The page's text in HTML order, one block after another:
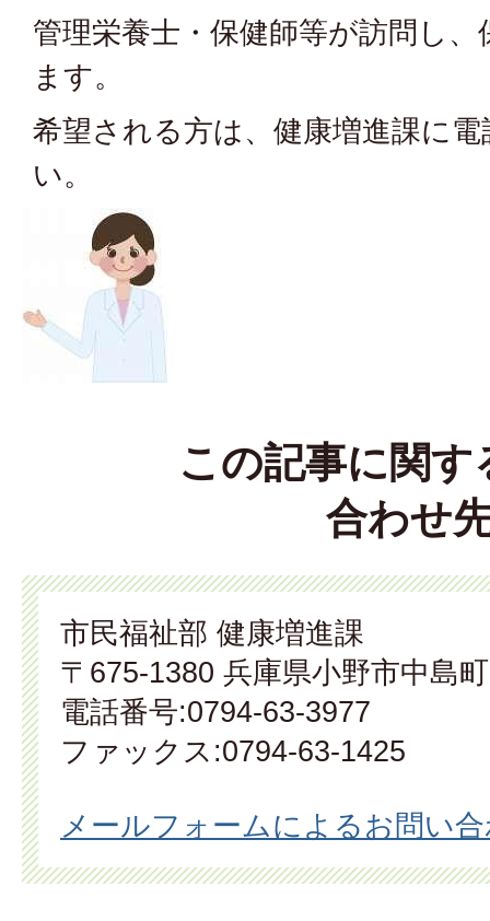
管理栄養士・保健師等が訪問し
ます。
希望される方は、健康増進課に
い。
この記事に関す
合わせ
市民福祉部 健康増進課
〒675-1380 兵庫県小野市中島
電話番号:0794-63-3977
ファックス:0794-63-1425
メールフォームによるお問い